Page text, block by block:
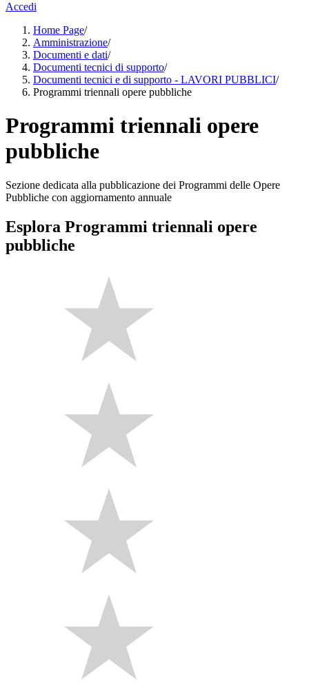
Accedi
Home Page/
Amministrazione/
Documenti e dati/
Documenti tecnici di supporto/
Documenti tecnici e di supporto - LAVORI PUBBLICI/
Programmi triennali opere pubbliche
Programmi triennali opere
pubbliche
Sezione dedicata alla pubblicazione dei Programmi delle Opere
Pubbliche con aggiornamento annuale
Esplora Programmi triennali opere
pubbliche